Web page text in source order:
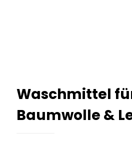
Waschmittel
Baumwolle &